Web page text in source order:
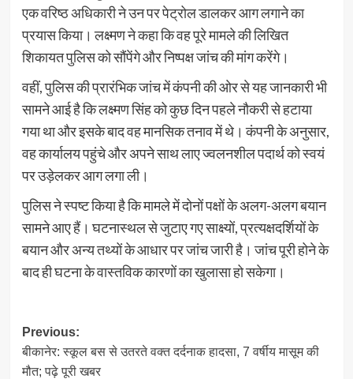
एक वरिष्ठ अधिकारी ने उन पर पेट्रोल डालकर आग लगाने का
प्रयास किया। लक्ष्मण ने कहा कि वह पूरे मामले की लिखित
शिकायत पुलिस को सौंपेंगे और निष्पक्ष जांच की मांग करेंगे।
वहीं, पुलिस की प्रारंभिक जांच में कंपनी की ओर से यह जानकारी भी
सामने आई है कि लक्ष्मण सिंह को कुछ दिन पहले नौकरी से हटाया
गया था और इसके बाद वह मानसिक तनाव में थे। कंपनी के अनुसार,
वह कार्यालय पहुंचे और अपने साथ लाए ज्वलनशील पदार्थ को स्वयं
पर उड़ेलकर आग लगा ली।
पुलिस ने स्पष्ट किया है कि मामले में दोनों पक्षों के अलग-अलग बयान
सामने आए हैं। घटनास्थल से जुटाए गए साक्ष्यों, प्रत्यक्षदर्शियों के
बयान और अन्य तथ्यों के आधार पर जांच जारी है। जांच पूरी होने के
बाद ही घटना के वास्तविक कारणों का खुलासा हो सकेगा।
Post
navigation
Previous:
बीकानेर: स्कूल बस से उतरते वक्त दर्दनाक हादसा, 7 वर्षीय मासूम की
मौत; पढ़े पूरी खबर